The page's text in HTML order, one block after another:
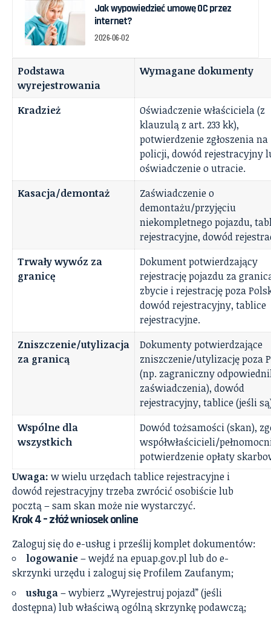
Jak wypowiedzieć umowę OC przez
internet?
2026-06-02
Podstawa
wyrejestrowania
Wymagane dokumenty
Kradzież
Oświadczenie właściciela (z
klauzulą z art. 233 kk),
potwierdzenie zgłoszenia na
policji, dowód rejestracyjny
oświadczenie o utracie.
Kasacja/demontaż
Zaświadczenie o
demontażu/przyjęciu
niekompletnego pojazdu,
rejestracyjne, dowód
Trwały wywóz za
granicę
Dokument potwierdzający
rejestrację pojazdu za
zbycie i rejestrację poza
dowód rejestracyjny, tablice
rejestracyjne.
Zniszczenie/utylizacja
za granicą
Dokumenty potwierdzające
zniszczenie/utylizację poza
(np. zagraniczny
zaświadczenia), dowód
rejestracyjny, tablice (jeśli
Wspólne dla
wszystkich
Dowód tożsamości (skan),
współwłaścicieli/
potwierdzenie opłaty
Uwaga: w wielu urzędach tablice rejestracyjne i
dowód rejestracyjny trzeba zwrócić osobiście lub
pocztą – sam skan może nie wystarczyć.
Krok 4 – złóż wniosek online
Zaloguj się do e-usług i prześlij komplet dokumentów:
logowanie– wejdź na epuap.gov.pl lub do e-
skrzynki urzędu i zaloguj się Profilem Zaufanym;
usługa– wybierz „Wyrejestruj pojazd” (jeśli
dostępna) lub właściwą ogólną skrzynkę podawczą;